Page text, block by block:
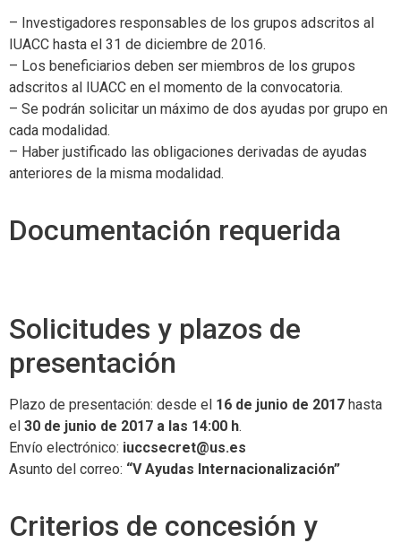
– Investigadores responsables de los grupos adscritos al
IUACC hasta el 31 de diciembre de 2016.
– Los beneficiarios deben ser miembros de los grupos
adscritos al IUACC en el momento de la convocatoria.
– Se podrán solicitar un máximo de dos ayudas por grupo en
cada modalidad.
– Haber justificado las obligaciones derivadas de ayudas
anteriores de la misma modalidad.
Documentación requerida
Solicitudes y plazos de
presentación
Plazo de presentación: desde el 16 de junio de 2017 hasta
el 30 de junio de 2017 a las 14:00 h.
Envío electrónico: iuccsecret@us.es
Asunto del correo: “V Ayudas Internacionalización”
Criterios de concesión y